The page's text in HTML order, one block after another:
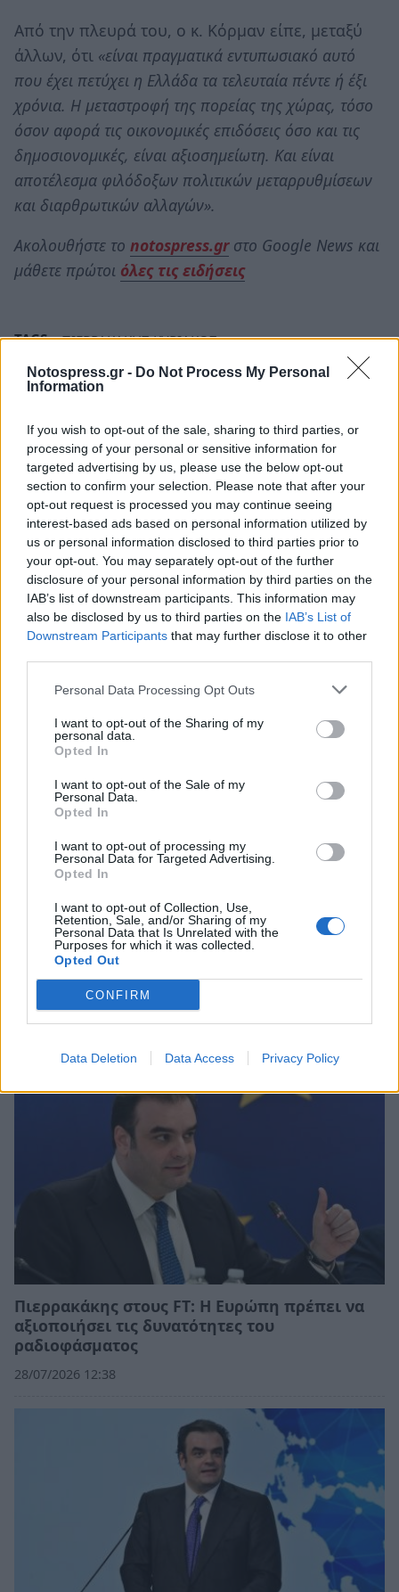
Notospress.gr - Do Not Process My Personal
Information
If you wish to opt-out of the sale, sharing to third parties, or
processing of your personal or sensitive information for
targeted advertising by us, please use the below opt-out
section to confirm your selection. Please note that after your
opt-out request is processed you may continue seeing
interest-based ads based on personal information utilized by
us or personal information disclosed to third parties prior to
your opt-out. You may separately opt-out of the further
disclosure of your personal information by third parties on the
IAB’s list of downstream participants. This information may
also be disclosed by us to third parties on the IAB’s List of
Downstream Participants that may further disclose it to other
Personal Data Processing Opt Outs
I want to opt-out of the Sharing of my
personal data.
Opted In
I want to opt-out of the Sale of my
Personal Data.
Opted In
I want to opt-out of processing my
Personal Data for Targeted Advertising.
Opted In
I want to opt-out of Collection, Use,
Retention, Sale, and/or Sharing of my
Personal Data that Is Unrelated with the
Purposes for which it was collected.
Opted Out
CONFIRM
Data Deletion Data Access Privacy Policy
Από την πλευρά του, ο κ. Κόρμαν είπε, μεταξύ
άλλων, ότι «είναι πραγματικά εντυπωσιακό αυτό
που έχει πετύχει η Ελλάδα τα τελευταία πέντε ή έξι
χρόνια. Η μεταστροφή της πορείας της χώρας, τόσο
όσον αφορά τις οικονομικές επιδόσεις όσο και τις
δημοσιονομικές, είναι αξιοσημείωτη. Και είναι
αποτέλεσμα φιλόδοξων πολιτικών μεταρρυθμίσεων
και διαρθρωτικών αλλαγών».
Ακολουθήστε το notospress.grστο Google News και
μάθετε πρώτοι όλες τις ειδήσεις
TAGS: ΠΙΕΡΡΑΚΑΚΗΣ ΚΥΡΙΑΚΟΣ
Σχετικά Άρθρα
Πιερρακάκης στους FT: Η Ευρώπη πρέπει να
αξιοποιήσει τις δυνατότητες του
ραδιοφάσματος
28/07/2026 12:38